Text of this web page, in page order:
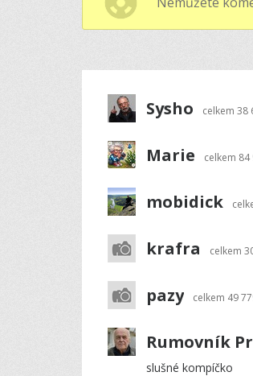
Sysho celkem 38
Marie celkem 84
mobidick
krafra celkem
pazy celkem 49
Rumovník
slušné kompíčko